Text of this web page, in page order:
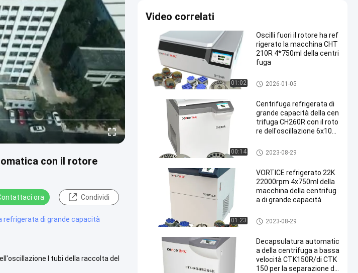
con il rotore
ora Condividi
refrigerata di grande capacità
I tubi della raccolta del
Video correlati
01:02
Oscilli fuori il rotore ha ref
rigerato la macchina CHT
210R 4*750ml della centri
fuga
macchina refrigerata della cen
trifuga
2026-01-05
00:14
Centrifuga refrigerata di
grande capacità della cen
trifuga CH260R con il roto
re dell'oscillazione 6x100
macchina refrigerata della cen
trifuga
2023-08-29
01:23
VORTICE refrigerato 22K
22000rpm 4x750ml della
macchina della centrifug
a di grande capacità
macchina refrigerata della cen
trifuga
2023-08-29
Decapsulatura automatic
a della centrifuga a bassa
velocità CTK150R/di CTK
150 per la separazione de